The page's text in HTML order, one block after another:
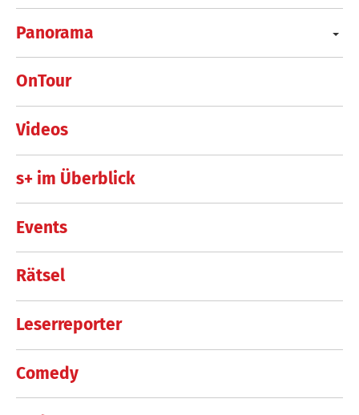
Panorama
OnTour
Videos
s+ im Überblick
Events
Rätsel
Leserreporter
Comedy